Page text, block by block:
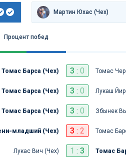
Мартин Юхас (Чех)
Процент побед
Томас Барса (Чех) 3 : 0 Томас
Томас Барса (Чех) 3 : 0 Лукаш
Томас Барса (Чех) 3 : 0 Збынек
младший (Чех) 3 : 2 Томас
Лукас Вич (Чех) 1 : 3 Томас